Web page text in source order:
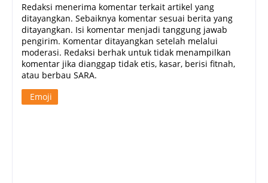
Redaksi menerima komentar terkait artikel yang
ditayangkan. Sebaiknya komentar sesuai berita yang
ditayangkan. Isi komentar menjadi tanggung jawab
pengirim. Komentar ditayangkan setelah melalui
moderasi. Redaksi berhak untuk tidak menampilkan
komentar jika dianggap tidak etis, kasar, berisi fitnah,
atau berbau SARA.
Emoji